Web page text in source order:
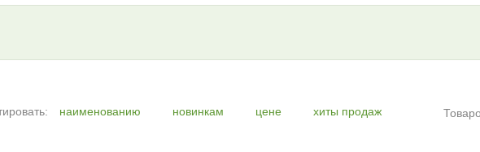
наименованию новинкам цене хиты продаж